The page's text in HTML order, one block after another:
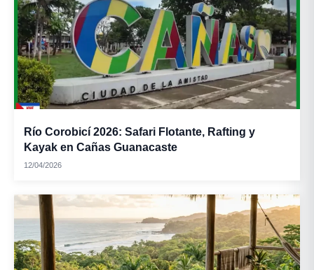
Río Corobicí 2026: Safari Flotante, Rafting y
Kayak en Cañas Guanacaste
12/04/2026